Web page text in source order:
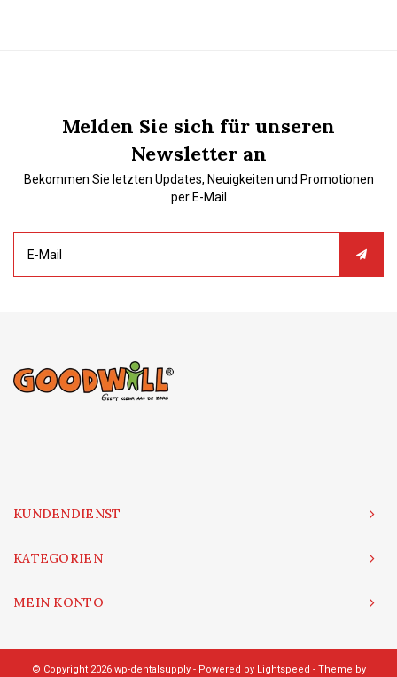
Melden Sie sich für unseren
Newsletter an
Bekommen Sie letzten Updates, Neuigkeiten und Promotionen
per E-Mail
KUNDENDIENST
KATEGORIEN
MEIN KONTO
© Copyright 2026 wp-dentalsupply - Powered by Lightspeed - Theme by